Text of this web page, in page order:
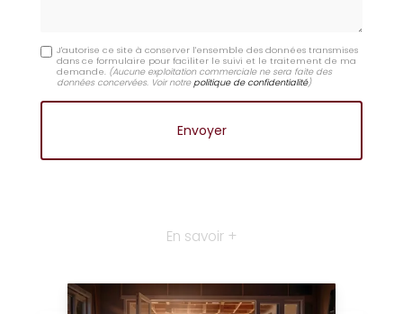
J'autorise ce site à conserver l'ensemble des données transmises
dans ce formulaire pour faciliter le suivi et le traitement de ma
demande. (Aucune exploitation commerciale ne sera faite des
données concervées. Voir notrepolitique de confidentialité)
En savoir +